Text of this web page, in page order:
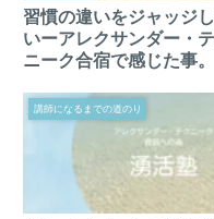
習慣の違いをジャッジ
いーアレクサンダー・
ニーク合宿で感じた事。
講師になるまでの道のり